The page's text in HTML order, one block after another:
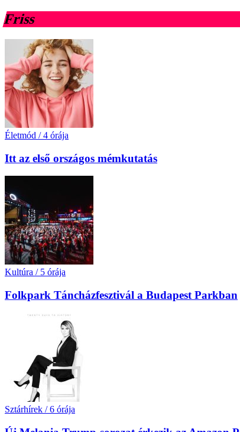
Friss
Életmód / 4 órája
Itt az első országos mémkutatás
Kultúra / 5 órája
Folkpark Táncházfesztivál a Budapest Parkban
Sztárhírek / 6 órája